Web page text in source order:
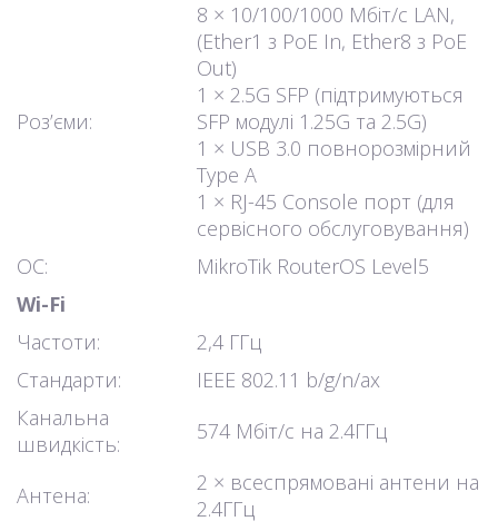
Роз’єми:
8 × 10/100/1000 Мбіт/с LAN,
(Ether1 з PoE In, Ether8 з PoE
Out)
1 × 2.5G SFP (підтримуються
SFP модулі 1.25G та 2.5G)
1 × USB 3.0 повнорозмірний
Type A
1 × RJ-45 Console порт (для
сервісного обслуговування)
ОС:
MikroTik RouterOS Level5
Wi-Fi
Частоти:
2,4 ГГц
Стандарти:
IEEE 802.11 b/g/n/ax
Канальна
швидкість:
574 Мбіт/с на 2.4ГГц
Антена:
2 × всеспрямовані антени на
2.4ГГц